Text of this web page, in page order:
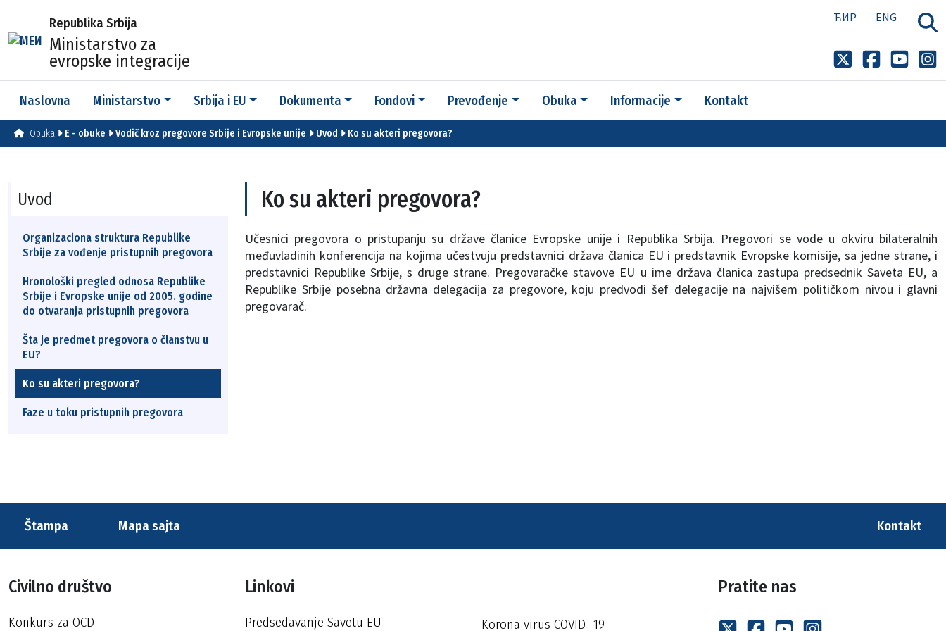
Republika Srbija
Ministarstvo za
evropske integracije
ЋИР ENG
Naslovna Ministarstvo Srbija i EU Dokumenta Fondovi Prevođenje Obuka Informacije Kontakt
Obuka E - obuke Vodič kroz pregovore Srbije i Evropske unije Uvod Ko su akteri pregovora?
Uvod
Organizaciona struktura Republike
Srbije za vođenje pristupnih pregovora
Hronološki pregled odnosa Republike
Srbije i Evropske unije od 2005. godine
do otvaranja pristupnih pregovora
Šta je predmet pregovora o članstvu u
EU?
Ko su akteri pregovora?
Faze u toku pristupnih pregovora
Ko su akteri pregovora?
Učesnici pregovora o pristupanju su države članice Evropske unije i Republika Srbija. Pregovori se vode u okviru bilateralnih
međuvladinih konferencija na kojima učestvuju predstavnici država članica EU i predstavnik Evropske komisije, sa jedne strane, i
predstavnici Republike Srbije, s druge strane. Pregovaračke stavove EU u ime država članica zastupa predsednik Saveta EU, a
Republike Srbije posebna državna delegacija za pregovore, koju predvodi šef delegacije na najvišem političkom nivou i glavni
pregovarač.
Štampa Mapa sajta Kontakt
Civilno društvo
Konkurs za OCD
Linkovi
Predsedavanje Savetu EU Korona virus COVID -19
Pratite nas